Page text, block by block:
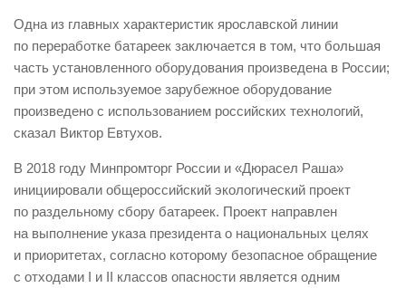
Одна из главных характеристик ярославской линии
по переработке батареек заключается в том, что большая
часть установленного оборудования произведена в России;
при этом используемое зарубежное оборудование
произведено с использованием российских технологий,
сказал Виктор Евтухов.
В 2018 году Минпромторг России и «Дюрасел Раша»
инициировали общероссийский экологический проект
по раздельному сбору батареек. Проект направлен
на выполнение указа президента о национальных целях
и приоритетах, согласно которому безопасное обращение
с отходами I и II классов опасности является одним